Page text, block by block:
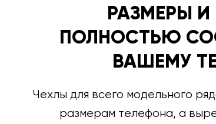
РАЗМЕРЫ И
ПОЛНОСТЬЮ
ВАШЕМУ
Чехлы для всего модельного
размерам телефона, а